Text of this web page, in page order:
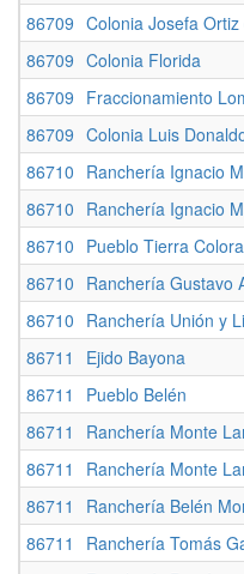
86709 Colonia Josefa
86709 Colonia Florida
86709 Fraccionamiento
86709 Colonia Luis
86710 Ranchería Ignacio
86710 Ranchería Ignacio
86710 Pueblo Tierra
86710 Ranchería Gustavo
86710 Ranchería Unión y
86711
Ejido Bayona
86711
Pueblo Belén
86711
Ranchería Monte
86711
Ranchería Monte
86711
Ranchería Belén
86711
Ranchería Tomás